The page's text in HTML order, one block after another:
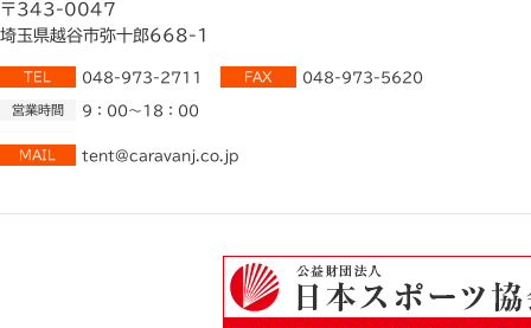
〒343-0047
埼玉県越谷市弥十郎668-1
TEL 048-973-2711 FAX 048-973-5620
営業時間 9：00～18：00
MAIL tent@caravanj.co.jp